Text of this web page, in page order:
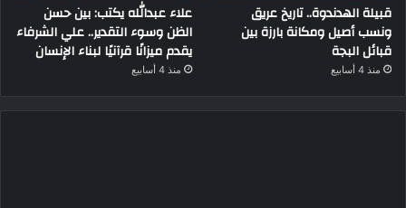
قبيلة الهدندوة.. تاريخ عريق
ونسب أصيل ومكانة بارزة بين
قبائل البجة
منذ 4 أسابيع
علاء عبدالله يكتب: بين حسن
الظن وسوء التقدير.. علي الشرفاء
يقدم ميزانًا قرآنيًا لبناء الإنسان
منذ 4 أسابيع